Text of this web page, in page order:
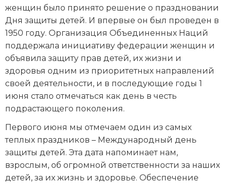
женщин было принято решение о праздновании
Дня защиты детей. И впервые он был проведен в
1950 году. Организация Объединенных Наций
поддержала инициативу федерации женщин и
объявила защиту прав детей, их жизни и
здоровья одним из приоритетных направлений
своей деятельности, и в последующие годы 1
июня стало отмечаться как день в честь
подрастающего поколения.
Первого июня мы отмечаем один из самых
теплых праздников – Международный день
защиты детей. Эта дата напоминает нам,
взрослым, об огромной ответственности за наших
детей, за их жизнь и здоровье. Обеспечение